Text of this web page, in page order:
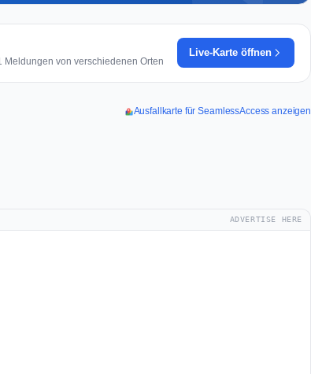
von verschiedenen Orten
Live-Karte öffnen
Ausfallkarte für SeamlessAccess anzeigen
ADVERTISE HERE